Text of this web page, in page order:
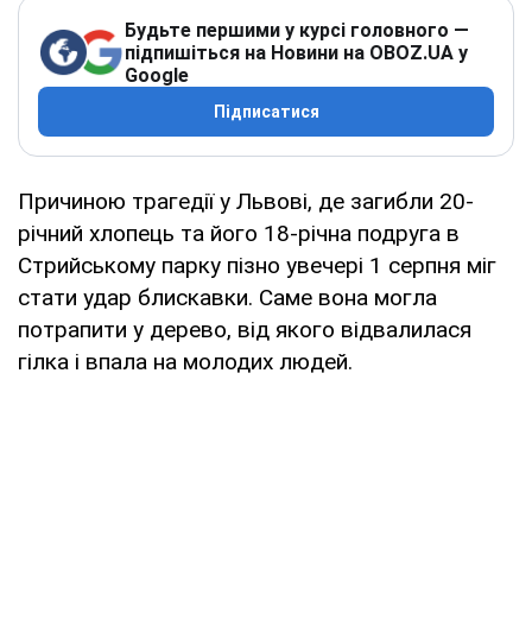
Будьте першими у курсі головного —
підпишіться на Новини на OBOZ.UA у
Google
Підписатися
Причиною трагедії у Львові, де загибли 20-
річний хлопець та його 18-річна подруга в
Стрийському парку пізно увечері 1 серпня міг
стати удар блискавки. Саме вона могла
потрапити у дерево, від якого відвалилася
гілка і впала на молодих людей.